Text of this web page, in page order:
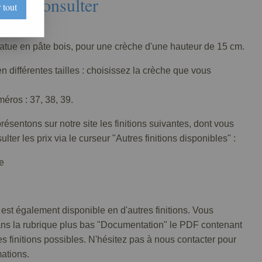
consulter
en pâte bois, pour une crèche d'une hauteur de 15 cm.
différentes tailles : choisissez la crèche que vous
: 37, 38, 39.
sur notre site les finitions suivantes, dont vous
les prix via le curseur "Autres finitions disponibles" :
également disponible en d'autres finitions. Vous
la rubrique plus bas "Documentation" le PDF contenant
finitions possibles. N'hésitez pas à nous contacter pour
tout